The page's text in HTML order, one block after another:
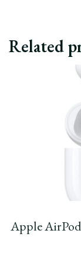
Related
Apple